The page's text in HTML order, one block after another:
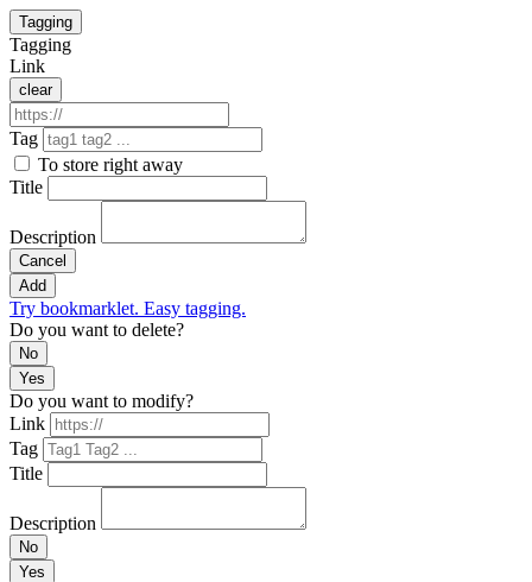
Tagging
Tagging
Link
clear
Tag
To store right away
Title
Description
Cancel
Add
Try bookmarklet. Easy tagging.
Do you want to delete?
No
Yes
Do you want to modify?
Link
Tag
Title
Description
No
Yes